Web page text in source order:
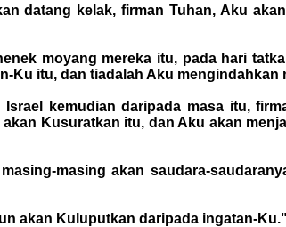
datang kelak, firman Tuhan, Aku
moyang mereka itu, pada hari
Ku itu, dan tiadalah Aku mengindahkan
kemudian daripada masa itu,
Kusuratkan itu, dan Aku akan
masing akan saudara-
akan Kuluputkan daripada ingatan-Ku."